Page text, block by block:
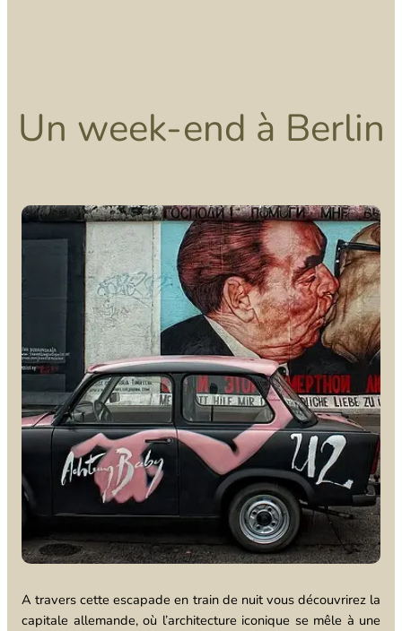
Un week-end à Berlin
A travers cette escapade en train de nuit vous découvrirez la
capitale allemande, où l’architecture iconique se mêle à une